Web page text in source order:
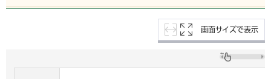
画面サイズで表示